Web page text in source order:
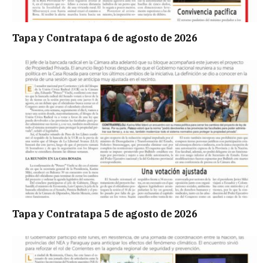
Tapa y Contratapa 6 de agosto de 2026
Tapa y Contratapa 5 de agosto de 2026